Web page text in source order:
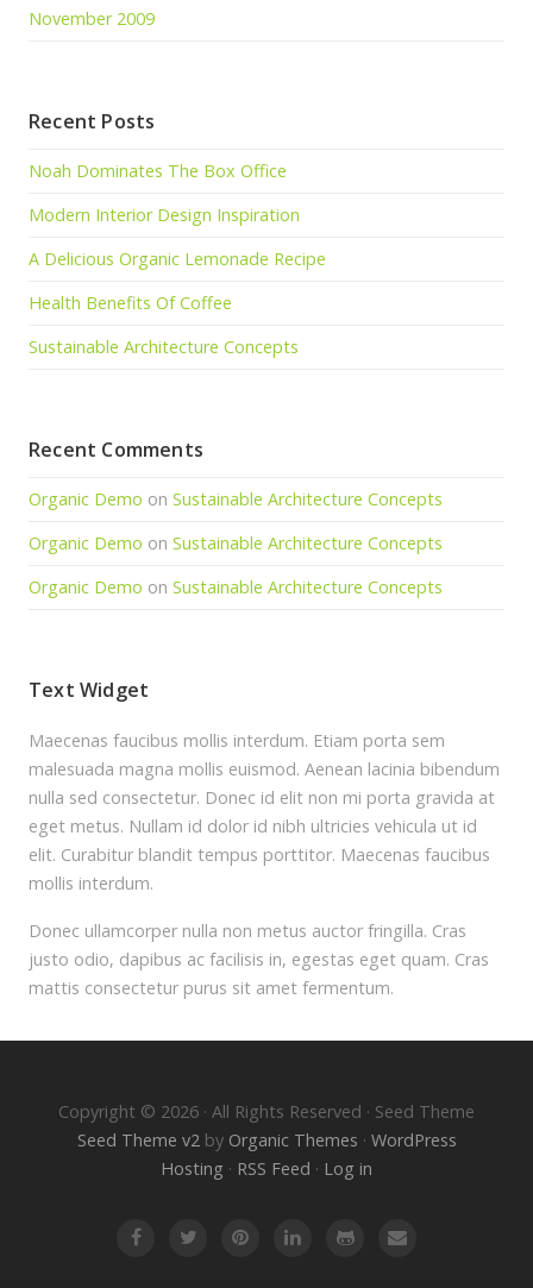
November 2009
Recent Posts
Noah Dominates The Box Office
Modern Interior Design Inspiration
A Delicious Organic Lemonade Recipe
Health Benefits Of Coffee
Sustainable Architecture Concepts
Recent Comments
Organic Demo on Sustainable Architecture Concepts
Organic Demo on Sustainable Architecture Concepts
Organic Demo on Sustainable Architecture Concepts
Text Widget
Maecenas faucibus mollis interdum. Etiam porta sem
malesuada magna mollis euismod. Aenean lacinia bibendum
nulla sed consectetur. Donec id elit non mi porta gravida at
eget metus. Nullam id dolor id nibh ultricies vehicula ut id
elit. Curabitur blandit tempus porttitor. Maecenas faucibus
mollis interdum.
Donec ullamcorper nulla non metus auctor fringilla. Cras
justo odio, dapibus ac facilisis in, egestas eget quam. Cras
mattis consectetur purus sit amet fermentum.
Copyright © 2026 · All Rights Reserved · Seed Theme
Seed Theme v2 by Organic Themes · WordPress
Hosting · RSS Feed · Log in